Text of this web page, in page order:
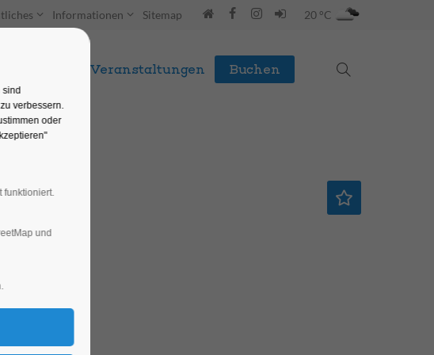
Informationen Sitemap 20 °C
Erleben Veranstaltungen Buchen
sind
verbessern.
oder
funktioniert.
und